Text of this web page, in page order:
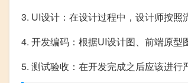
3. UI设计：在设计过程中，设计师按照
4. 开发编码：根据UI设计图、前端原型
5. 测试验收：在开发完成之后应该进行